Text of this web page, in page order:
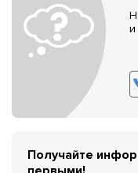
и
Получайте